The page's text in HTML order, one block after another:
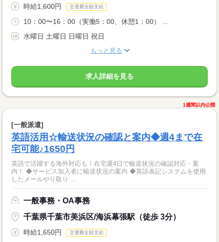
時給1,600円 交通費全額支給
10：00〜16：00（実働5：00、休憩1：00） ...
水曜日 土曜日 日曜日 祝日
もっと見る
求人詳細を見る
1週間以内公開
[一般派遣]
英語活用☆輸送状況の確認と案内◆週4まで在
宅可能♪1650円
英語で活躍する海外対応も！在宅週4日で輸送状況の確認対応・案
内！ ◆サービス加入者に輸送状況の案内 ◆英語表記システムを使用
したメールやり取り ...
一般事務・OA事務
千葉県千葉市美浜区/海浜幕張駅（徒歩 3分）
時給1,650円 交通費全額支給